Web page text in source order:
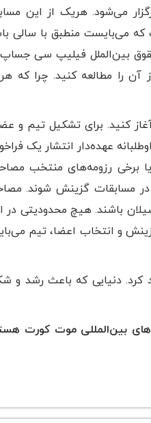
می‌شود. هریک از این
که می‌بایست منطبق با سالی
موت کورت جساپ سال 2024 و نه 2023 یا پیش از آن را مطالعه
کنید. برای تشکیل تیم و
عهده‌دار انتشار یک
برخی رزومه‌های منتخب
مسابقات گزینش شوند.
باشند. هیچ محدودیتی
و انتخاب اعضا، تیم
کرد. دنیایی که باعث رشد و
بین‌المللی موت کورت